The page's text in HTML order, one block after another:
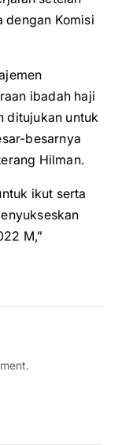
dengan Komisi
ibadah haji
ditujukan untuk
besarnya
Hilman.
ikut serta
M,”